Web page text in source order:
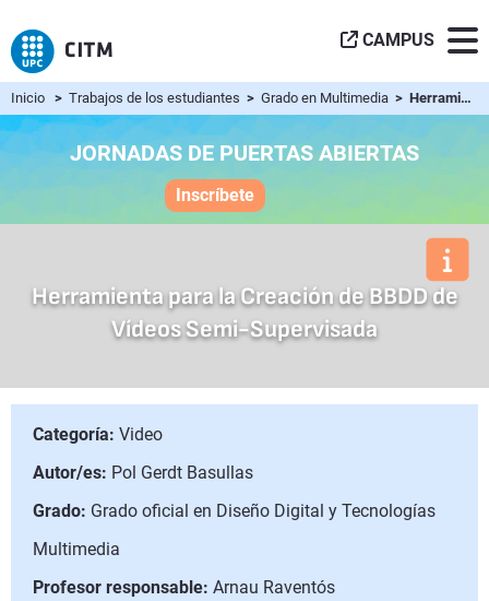
CAMPUS
Inicio > Trabajos de los estudiantes > Grado en Multimedia > Herramienta para la Creación de BBDD de Vídeos Semi-Super...
JORNADAS DE PUERTAS ABIERTAS
Inscríbete
Herramienta para la Creación de BBDD de
Vídeos Semi-Supervisada
Categoría: Video
Autor/es: Pol Gerdt Basullas
Grado: Grado oficial en Diseño Digital y Tecnologías
Multimedia
Profesor responsable: Arnau Raventós